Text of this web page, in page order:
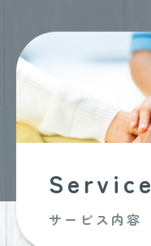
Service
サービス内容